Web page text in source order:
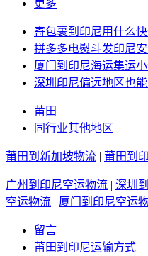
更多
寄包裹到印尼用什么快
拼多多电熨斗发印尼
厦门到印尼海运集运小
深圳印尼偏远地区也能
莆田
同行业其他地区
莆田到新加坡物流 | 莆田到
广州到印尼空运物流 | 深圳
空运物流 | 厦门到印尼空运
留言
莆田到印尼运输方式